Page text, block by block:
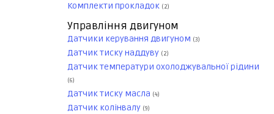
Комплекти прокладок (2)
Управління двигуном
Датчики керування двигуном (3)
Датчик тиску наддуву (2)
Датчик температури охолоджувальної рідини
(6)
Датчик тиску масла (4)
Датчик колінвалу (9)